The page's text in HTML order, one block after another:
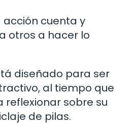
cuenta y
otros a hacer lo
diseñado para ser
al tiempo que
reflexionar sobre su
de pilas.